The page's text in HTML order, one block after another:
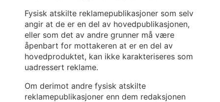
Fysisk atskilte reklamepublikasjoner som selv
angir at de er en del av hovedpublikasjonen,
eller som det av andre grunner må være
åpenbart for mottakeren at er en del av
hovedproduktet, kan ikke karakteriseres som
uadressert reklame.
Om derimot andre fysisk atskilte
reklamepublikasjoner enn dem redaksjonen